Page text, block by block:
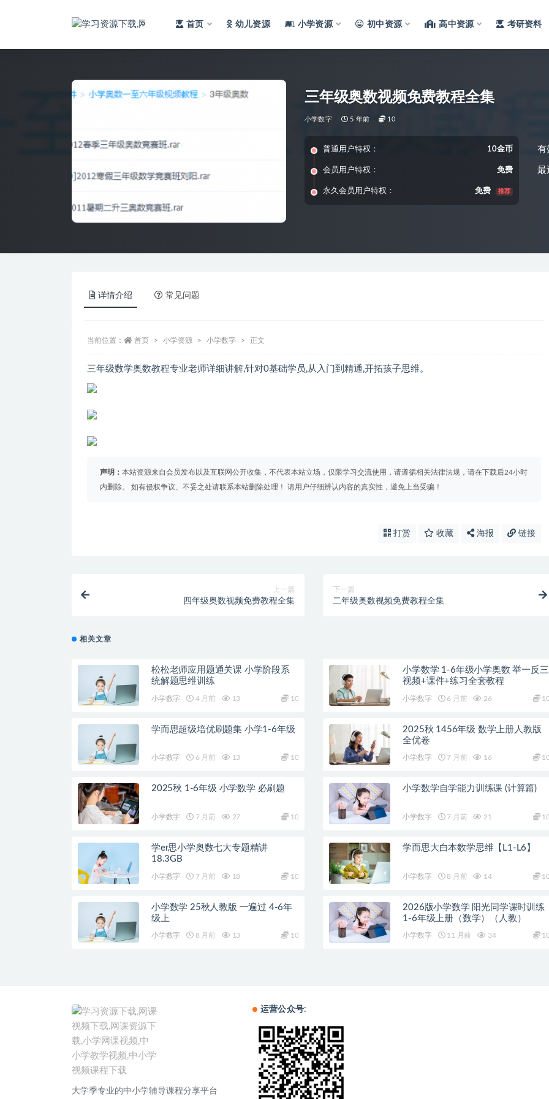
首页 幼儿资源 小学资源 初中资源 高中资源 考研资料
三年级奥数视频免费教程全集
小学数字 5 年前 10
普通用户特权： 10金币
会员用户特权： 免费
永久会员用户特权： 免费 推荐
有
最
详情介绍 常见问题
当前位置： 首页 小学资源 小学数字 正文
三年级数学奥数教程专业老师详细讲解,针对0基础学员,从入门到精通,开拓孩子思维。
声明： 本站资源来自会员发布以及互联网公开收集，不代表本站立场，仅限学习交流使用，请遵循相关法律法规，请在下载后24小时
内删除。 如有侵权争议、不妥之处请联系本站删除处理！ 请用户仔细辨认内容的真实性，避免上当受骗！
打赏 收藏 海报 链接
上一篇
四年级奥数视频免费教程全集
下一篇
二年级奥数视频免费教程全集
相关文章
松松老师应用题通关课 小学阶段系
统解题思维训练
小学数字 4 月前 13 10
小学数学 1-6年级小学奥数 举一反三
视频+课件+练习全套教程
小学数字 6 月前 26
学而思超级培优刷题集 小学1-6年级
小学数字 6 月前 13 10
2025秋 1456年级 数学上册人教版
全优卷
小学数字 7 月前 16
2025秋 1-6年级 小学数学 必刷题
小学数字 7 月前 27 10
小学数学自学能力训练课 (计算篇)
小学数字 7 月前 21
学er思小学奥数七大专题精讲
18.3GB
小学数字 7 月前 18 10
学而思大白本数学思维【L1-L6】
小学数字 8 月前 14
小学数学 25秋人教版 一遍过 4-6年
级上
小学数字 8 月前 13 10
2026版小学数学 阳光同学课时训练
1-6年级上册（数学）（人教）
小学数字 11 月前 34
大学季专业的中小学辅导课程分享平台
运营公众号: